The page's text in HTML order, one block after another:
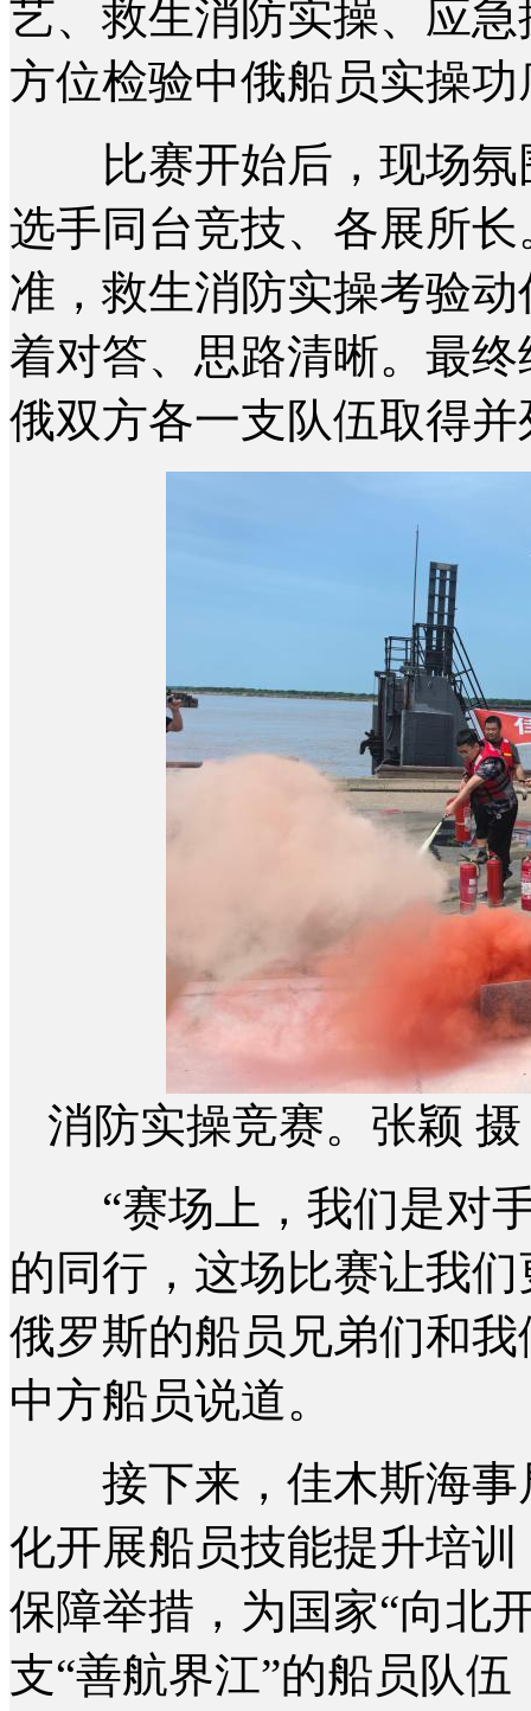
艺、救生消防实操、应
方位检验中俄船员实操
比赛开始后，现场氛
选手同台竞技、各展所
准，救生消防实操考验
着对答、思路清晰。最
俄双方各一支队伍取得
消防实操竞赛。张颖 摄
“赛场上，我们是对手
的同行，这场比赛让我
俄罗斯的船员兄弟们和
中方船员说道。
接下来，佳木斯海事
化开展船员技能提升培
保障举措，为国家“向北
支“善航界江”的船员队